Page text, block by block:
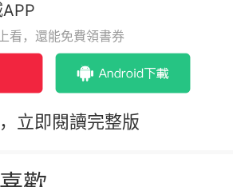
看，還能免費領書券
立即閱讀完整版